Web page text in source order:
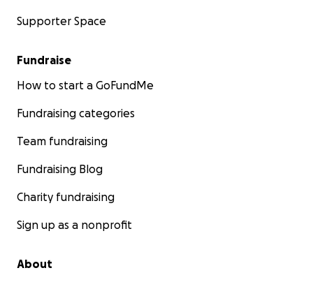
Supporter Space
Fundraise
How to start a GoFundMe
Fundraising categories
Team fundraising
Fundraising Blog
Charity fundraising
Sign up as a nonprofit
About